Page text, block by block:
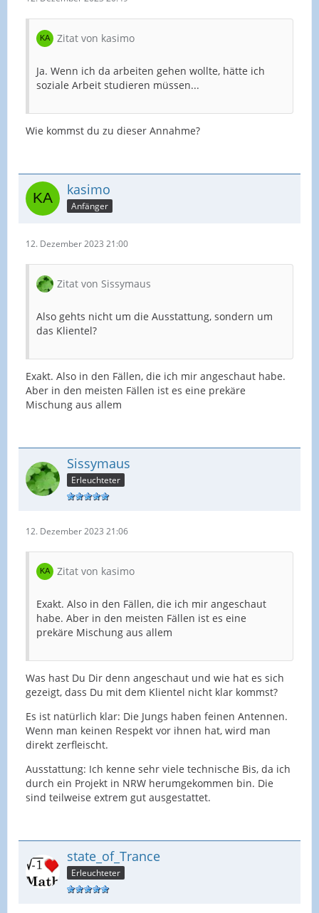
Zitat von kasimo
Ja. Wenn ich da arbeiten gehen wollte, hätte ich
soziale Arbeit studieren müssen...
Wie kommst du zu dieser Annahme?
kasimo
Anfänger
12. Dezember 2023 21:00
Zitat von Sissymaus
Also gehts nicht um die Ausstattung, sondern um
das Klientel?
Exakt. Also in den Fällen, die ich mir angeschaut habe.
Aber in den meisten Fällen ist es eine prekäre
Mischung aus allem
Sissymaus
Erleuchteter
12. Dezember 2023 21:06
Zitat von kasimo
Exakt. Also in den Fällen, die ich mir angeschaut
habe. Aber in den meisten Fällen ist es eine
prekäre Mischung aus allem
Was hast Du Dir denn angeschaut und wie hat es sich
gezeigt, dass Du mit dem Klientel nicht klar kommst?
Es ist natürlich klar: Die Jungs haben feinen Antennen.
Wenn man keinen Respekt vor ihnen hat, wird man
direkt zerfleischt.
Ausstattung: Ich kenne sehr viele technische Bis, da ich
durch ein Projekt in NRW herumgekommen bin. Die
sind teilweise extrem gut ausgestattet.
state_of_Trance
Erleuchteter